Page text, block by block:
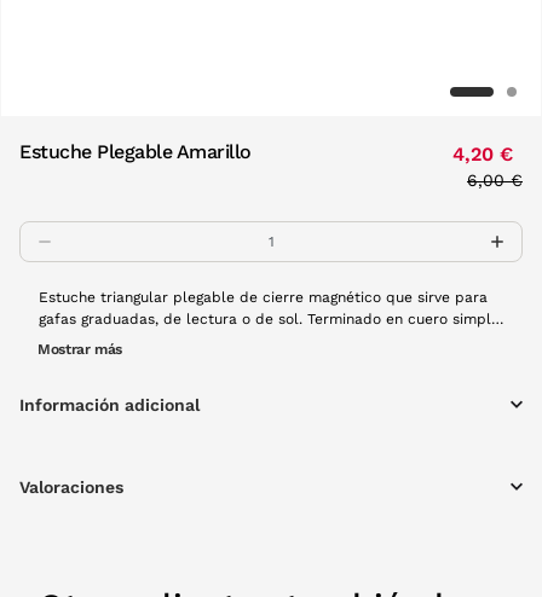
Estuche Plegable Amarillo 4,20 €
Price
6,00 €
Estuche triangular plegable de cierre magnético que sirve para
gafas graduadas, de lectura o de sol. Terminado en cuero simple
con nuestro logo Visionlab embebido en el frontal. Interior de
ámplia variedad de colores. Dimensiones desplegado: 67 mm
Mostrar más
Información adicional
Valoraciones